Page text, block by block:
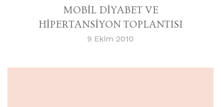
MOBİL DİYABET VE
HİPERTANSİYON TOPLANTISI
9 Ekim 2010